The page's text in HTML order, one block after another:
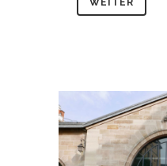
WEITER